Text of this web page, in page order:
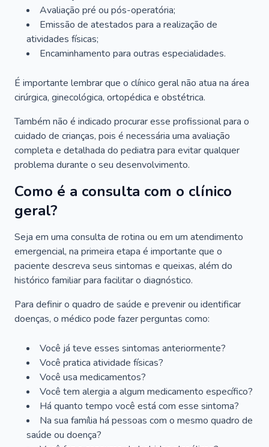
Avaliação pré ou pós-operatória;
Emissão de atestados para a realização de
atividades físicas;
Encaminhamento para outras especialidades.
É importante lembrar que o clínico geral não atua na área
cirúrgica, ginecológica, ortopédica e obstétrica.
Também não é indicado procurar esse profissional para o
cuidado de crianças, pois é necessária uma avaliação
completa e detalhada do pediatra para evitar qualquer
problema durante o seu desenvolvimento.
Como é a consulta com o clínico
geral?
Seja em uma consulta de rotina ou em um atendimento
emergencial, na primeira etapa é importante que o
paciente descreva seus sintomas e queixas, além do
histórico familiar para facilitar o diagnóstico.
Para definir o quadro de saúde e prevenir ou identificar
doenças, o médico pode fazer perguntas como:
Você já teve esses sintomas anteriormente?
Você pratica atividade físicas?
Você usa medicamentos?
Você tem alergia a algum medicamento específico?
Há quanto tempo você está com esse sintoma?
Na sua família há pessoas com o mesmo quadro de
saúde ou doença?